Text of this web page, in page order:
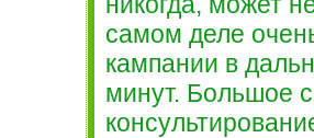
самом деле
кампании в
минут. Большое